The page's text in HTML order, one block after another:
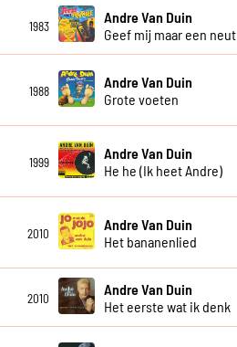
1983
Andre Van Duin
Geef mij maar een neut
1988
Andre Van Duin
Grote voeten
1999
Andre Van Duin
He he (Ik heet Andre)
2010
Andre Van Duin
Het bananenlied
2010
Andre Van Duin
Het eerste wat ik denk